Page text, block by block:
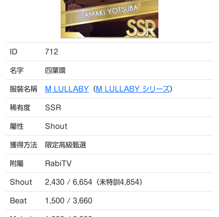
ID 712
名字 四葉環
服裝名稱 M LULLABY （ M LULLABY シリーズ）
稀有度 SSR
屬性 Shout
獲得方法 限定高級甄選
附屬 RabiTV
Shout 2,430 / 6,654（未特訓4,854）
Beat 1,500 / 3,660